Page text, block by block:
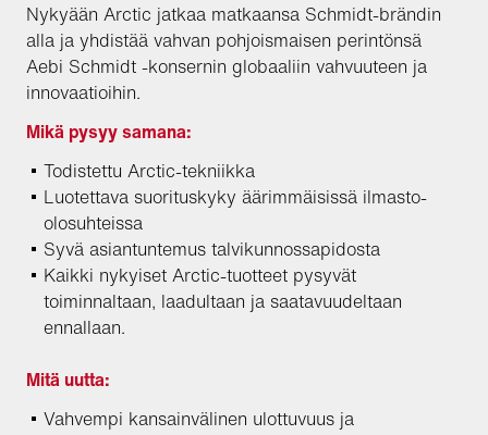
Nykyään Arctic jatkaa matkaansa Schmidt-brändin
alla ja yhdistää vahvan pohjoismaisen perintönsä
Aebi Schmidt -konsernin globaaliin vahvuuteen ja
innovaatioihin.
Mikä pysyy samana:
Todistettu Arctic-tekniikka
Luotettava suorituskyky äärimmäisissä ilmasto-
olosuhteissa
Syvä asiantuntemus talvikunnossapidosta
Kaikki nykyiset Arctic-tuotteet pysyvät
toiminnaltaan, laadultaan ja saatavuudeltaan
ennallaan.
Mitä uutta:
Vahvempi kansainvälinen ulottuvuus ja